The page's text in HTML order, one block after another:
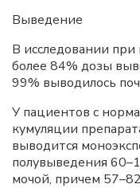
Выведение
В исследовании
более 84% дозы
99% выводилось
У пациентов с
кумуляции
выводится
полувыведения
мочой, причем